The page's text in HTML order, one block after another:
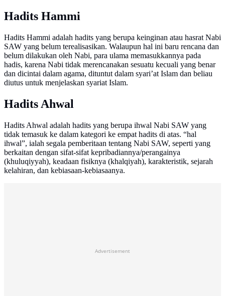
Hadits Hammi
Hadits Hammi adalah hadits yang berupa keinginan atau hasrat Nabi
SAW yang belum terealisasikan. Walaupun hal ini baru rencana dan
belum dilakukan oleh Nabi, para ulama memasukkannya pada
hadis, karena Nabi tidak merencanakan sesuatu kecuali yang benar
dan dicintai dalam agama, dituntut dalam syari’at Islam dan beliau
diutus untuk menjelaskan syariat Islam.
Hadits Ahwal
Hadits Ahwal adalah hadits yang berupa ihwal Nabi SAW yang
tidak temasuk ke dalam kategori ke empat hadits di atas. “hal
ihwal”, ialah segala pemberitaan tentang Nabi SAW, seperti yang
berkaitan dengan sifat-sifat kepribadiannya/perangainya
(khuluqiyyah), keadaan fisiknya (khalqiyah), karakteristik, sejarah
kelahiran, dan kebiasaan-kebiasaanya.
Advertisement